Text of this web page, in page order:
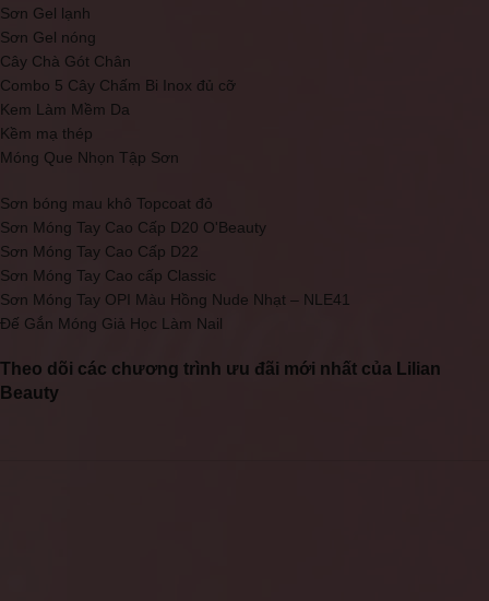
Sơn Gel lạnh
Sơn Gel nóng
Cây Chà Gót Chân
Combo 5 Cây Chấm Bi Inox đủ cỡ
Kem Làm Mềm Da
Kềm mạ thép
Móng Que Nhọn Tập Sơn
Sơn bóng mau khô Topcoat đỏ
Sơn Móng Tay Cao Cấp D20 O'Beauty
Sơn Móng Tay Cao Cấp D22
Sơn Móng Tay Cao cấp Classic
Sơn Móng Tay OPI Màu Hồng Nude Nhạt – NLE41
Đế Gắn Móng Giả Học Làm Nail
Theo dõi các chương trình ưu đãi mới nhất của Lilian
Beauty